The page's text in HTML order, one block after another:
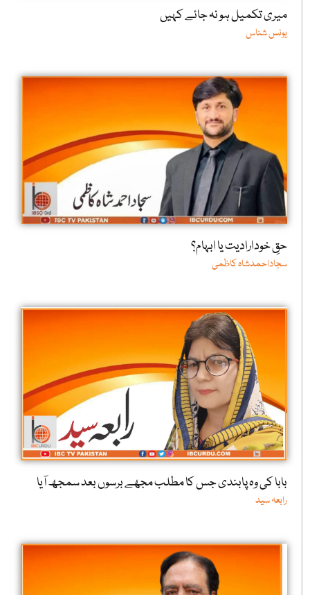
میری تکمیل ہو نہ جائے کہیں
یونس شناس
حقِ خودارادیت یا ابہام؟
سجاداحمدشاہ کاظمی
بابا کی وہ پابندی جس کا مطلب مجھے برسوں بعد سمجھ آیا
رابعہ سید